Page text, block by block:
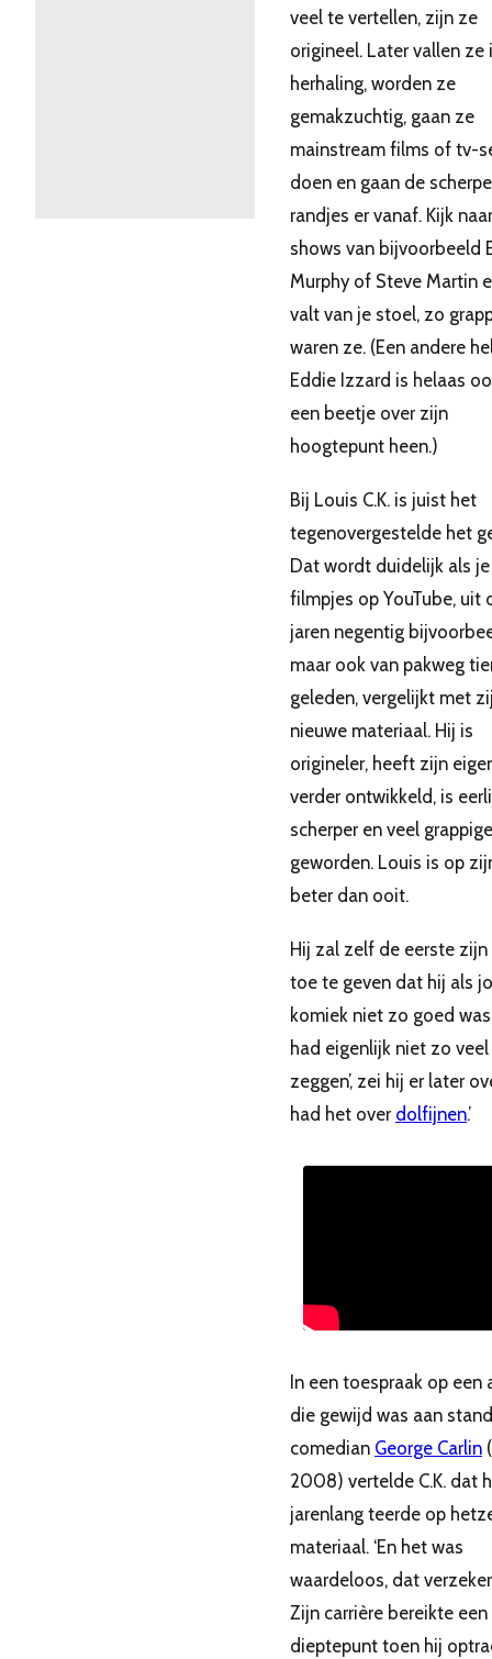
veel te vertellen, zijn ze
origineel. Later vallen ze
herhaling, worden ze
gemakzuchtig, gaan ze
mainstream films of tv-
doen en gaan de scherpe
randjes er vanaf. Kijk
shows van bijvoorbeeld
Murphy of Steve Martin
valt van je stoel, zo
waren ze. (Een andere
Eddie Izzard is helaas
een beetje over zijn
hoogtepunt heen.)
Bij Louis C.K. is juist het
tegenovergestelde het
Dat wordt duidelijk als
filmpjes op YouTube, uit
jaren negentig
maar ook van pakweg
geleden, vergelijkt met
nieuwe materiaal. Hij is
origineler, heeft zijn
verder ontwikkeld, is
scherper en veel
geworden. Louis is op
beter dan ooit.
Hij zal zelf de eerste
toe te geven dat hij als
komiek niet zo goed was.
had eigenlijk niet zo
zeggen’, zei hij er later
had het over dolfijnen.’
In een toespraak op een
die gewijd was aan
comedian George Carlin
2008) vertelde C.K. dat
jarenlang teerde op
materiaal. ‘En het was
waardeloos, dat verzeker
Zijn carrière bereikte een
dieptepunt toen hij